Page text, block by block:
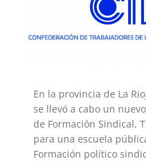
En la provincia de La
se llevó a cabo un
de Formación Sindical,
para una escuela
Formación político